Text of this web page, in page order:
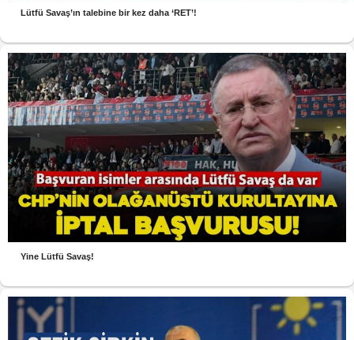
Lütfü Savaş’ın talebine bir kez daha ‘RET’!
Yine Lütfü Savaş!